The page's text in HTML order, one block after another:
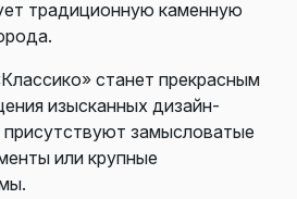
традиционную каменную
станет прекрасным
изысканных дизайн-
замысловатые
или крупные